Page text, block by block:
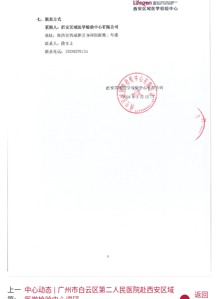
上一 中心动态 | 广州市白云区第二人民医院赴西安区域
返回